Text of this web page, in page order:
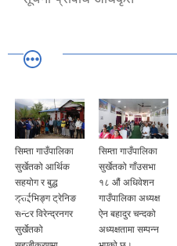
सिम्ता गाउँपालिका
सुर्खेतको आर्थिक
सहयोग र बुद्ध
ड्राईभिङ्ग ट्रेनिङ
सेन्टर विरेन्द्रनगर
सुर्खेतको
सिम्ता गाउँपालिका
सुर्खेतको गाँउसभा
१८ औं अधिवेशन
गाउँपालिका अध्यक्ष
ऐन बहादुर चन्दको
अध्यक्षतामा सम्पन्न